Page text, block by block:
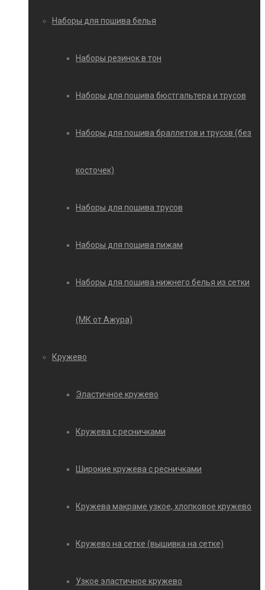
Наборы для пошива белья
Наборы резинок в тон
Наборы для пошива бюстгальтера и трусов
Наборы для пошива браллетов и трусов (без
косточек)
Наборы для пошива трусов
Наборы для пошива пижам
Наборы для пошива нижнего белья из сетки
(МК от Ажура)
Кружево
Эластичное кружево
Кружева с ресничками
Широкие кружева с ресничками
Кружева макраме узкое, хлопковое кружево
Кружево на сетке (вышивка на сетке)
Узкое эластичное кружево